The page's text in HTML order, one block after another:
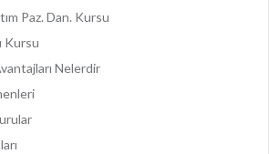
Paz. Dan. Kursu
Kursu
Nelerdir